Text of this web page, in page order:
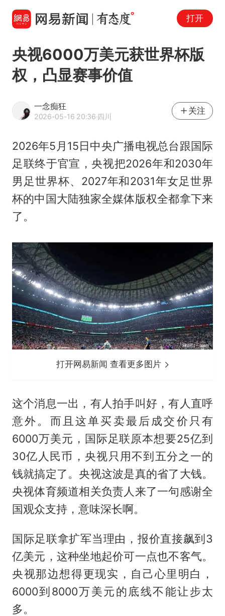
打开
央视6000万美元获世界杯版
权，凸显赛事价值
一念痴狂
2026-05-16 20:36·四川
关注
2026年5月15日中央广播电视总台跟国际
足联终于官宣，央视把2026年和2030年
男足世界杯、2027年和2031年女足世界
杯的中国大陆独家全媒体版权全都拿下来
了。
打开网易新闻 查看更多图片
这个消息一出，有人拍手叫好，有人直呼
意外。而且这单买卖最后成交价只有
6000万美元，国际足联原本想要25亿到
30亿人民币，央视只用不到五分之一的
钱就搞定了。央视这波是真的省了大钱。
央视体育频道相关负责人来了一句感谢全
国观众支持，意味深长啊。
国际足联拿扩军当理由，报价直接飙到3
亿美元，这种坐地起价可一点也不客气。
央视那边想得更现实，自己心里明白，
6000到8000万美元的底线不能让步太
多。